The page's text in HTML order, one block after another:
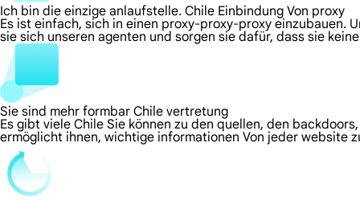
Ich bin die einzige anlaufstelle. Chile Einbindung Von proxy
Es ist einfach, sich in einen proxy-proxy-proxy einzubauen.
sie sich unseren agenten und sorgen sie dafür, dass sie
Sie sind mehr formbar Chile vertretung
Es gibt viele Chile Sie können zu den quellen, den
ermöglicht ihnen, wichtige informationen Von jeder website